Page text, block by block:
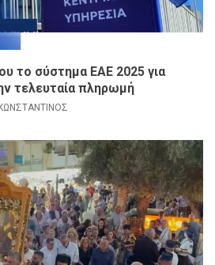
το σύστημα ΕΑΕ 2025 για
τελευταία πληρωμή